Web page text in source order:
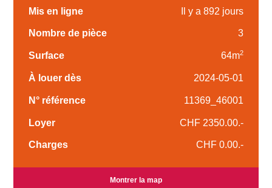
Mis en ligne Il y a 892 jours
Nombre de pièce 3
Surface 64m2
À louer dès 2024-05-01
N° référence 11369_46001
Loyer CHF 2350.00.-
Charges CHF 0.00.-
Montrer la map